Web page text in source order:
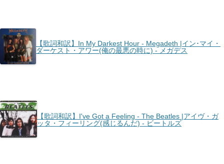
【歌詞和訳】In My Darkest Hour - Megadeth |イン･マイ・
ダーケスト・アワー(俺の最悪の時に) - メガデス
【歌詞和訳】I've Got a Feeling - The Beatles |アイヴ・ガ
ッタ・フィーリング(感じるんだ) - ビートルズ